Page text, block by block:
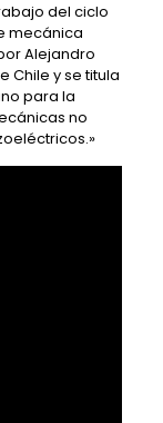
del ciclo
mecánica
Alejandro
Chile y se titula
para la
no